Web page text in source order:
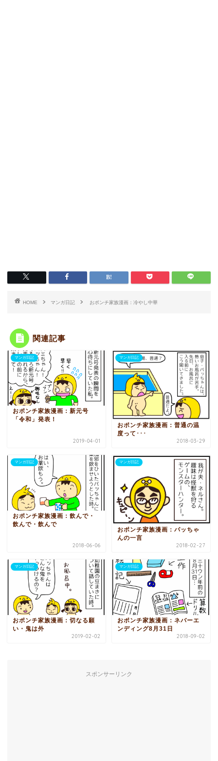
HOME マンガ日記 おポンチ家族漫画：冷やし中華
関連記事
マンガ日記
おポンチ家族漫画：新元号
「令和」発表！
2019-04-01
マンガ日記
おポンチ家族漫画：普通の温
度って･･･
2018-03-29
マンガ日記
おポンチ家族漫画：飲んで・
飲んで・飲んで
2018-06-06
マンガ日記
おポンチ家族漫画：パッちゃ
んの一言
2018-02-27
マンガ日記
おポンチ家族漫画：切なる願
い・鬼は外
2019-02-02
マンガ日記
おポンチ家族漫画：ネバーエ
ンディング8月31日
2018-09-02
スポンサーリンク